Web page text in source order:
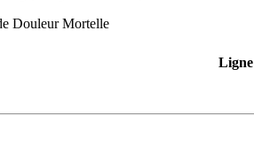
Douleur Mortelle
Ligne